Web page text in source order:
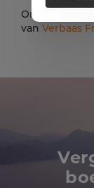
Ontdek
van Verbaas